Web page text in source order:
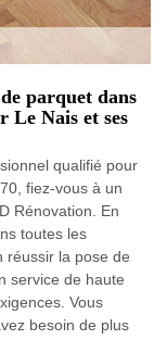
parquet dans
Le Nais et ses
qualifié pour
fiez-vous à un
Rénovation. En
toutes les
réussir la pose de
service de haute
Vous
besoin de plus